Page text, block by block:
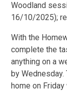
Woodland
16/10/2025);
With the
complete the
anything on a
by
home on